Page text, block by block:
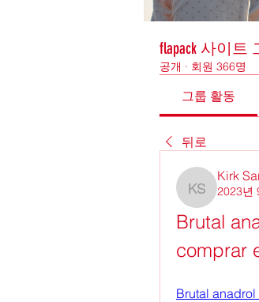
flapack 사이트
공개 · 회원 366명
그룹 활동
뒤로
Kirk
Kirk
2023년
Brutal
comprar
Brutal